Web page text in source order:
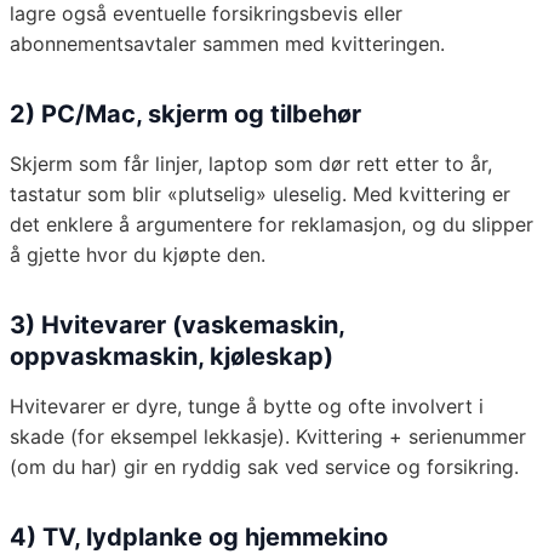
lagre også eventuelle forsikringsbevis eller
abonnementsavtaler sammen med kvitteringen.
2) PC/Mac, skjerm og tilbehør
Skjerm som får linjer, laptop som dør rett etter to år,
tastatur som blir «plutselig» uleselig. Med kvittering er
det enklere å argumentere for reklamasjon, og du slipper
å gjette hvor du kjøpte den.
3) Hvitevarer (vaskemaskin,
oppvaskmaskin, kjøleskap)
Hvitevarer er dyre, tunge å bytte og ofte involvert i
skade (for eksempel lekkasje). Kvittering + serienummer
(om du har) gir en ryddig sak ved service og forsikring.
4) TV, lydplanke og hjemmekino